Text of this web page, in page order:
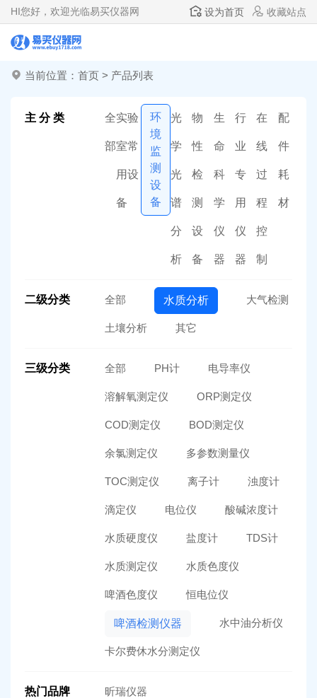
HI您好，欢迎光临易买仪器网 设为首页 收藏站点
当前位置： 首页 > 产品列表
主 分 类 全
部
实验
室常
用设
备
环
境
监
测
设
备
光
学
光
谱
分
析
物
性
检
测
设
备
生
命
科
学
仪
器
行
业
专
用
仪
器
在
线
过
程
控
制
配
件
耗
材
二级分类 全部 水质分析 大气检测
土壤分析 其它
三级分类 全部 PH计 电导率仪
溶解氧测定仪 ORP测定仪
COD测定仪 BOD测定仪
余氯测定仪 多参数测量仪
TOC测定仪 离子计 浊度计
滴定仪 电位仪 酸碱浓度计
水质硬度仪 盐度计 TDS计
水质测定仪 水质色度仪
啤酒色度仪 恒电位仪
啤酒检测仪器 水中油分析仪
卡尔费休水分测定仪
热门品牌 昕瑞仪器